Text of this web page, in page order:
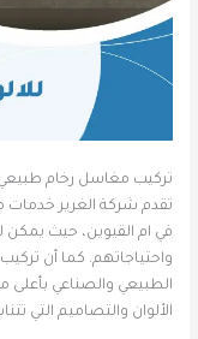
تركيب مغاسل رخام
تقدم شركة الغرير
في ام القيوين، حيث يمكن
واحتياجاتهم. كما أن
الطبيعي والصناعي
الألوان والتصاميم التي